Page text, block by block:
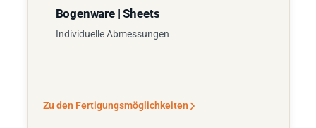
Bogenware | Sheets
Individuelle Abmessungen
Zu den Fertigungsmöglichkeiten